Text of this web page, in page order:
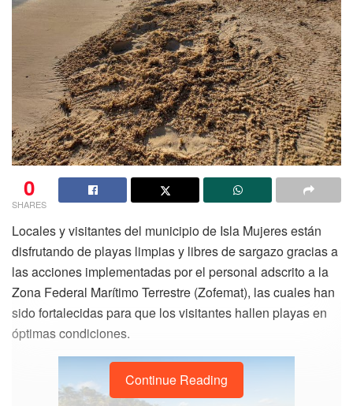
0
SHARES
Locales y visitantes del municipio de Isla Mujeres están
disfrutando de playas limpias y libres de sargazo gracias a
las acciones implementadas por el personal adscrito a la
Zona Federal Marítimo Terrestre (Zofemat), las cuales han
sido fortalecidas para que los visitantes hallen playas en
óptimas condiciones.
Continue Reading